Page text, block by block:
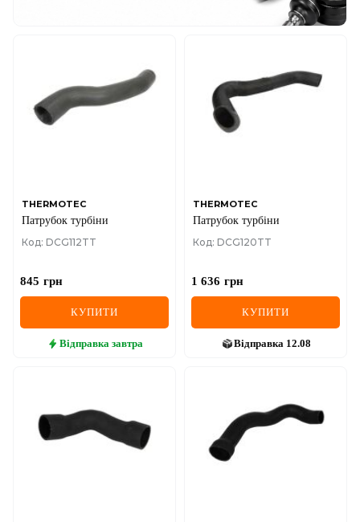
THERMOTEC
Патрубок турбіни
Код: DCG112TT
845 грн
КУПИТИ
Відправка завтра
THERMOTEC
Патрубок турбіни
Код: DCG120TT
1 636 грн
КУПИТИ
Відправка 12.08